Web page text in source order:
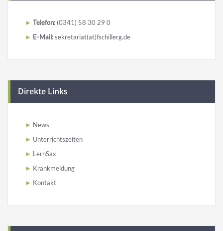
Telefon: (0341) 58 30 29 0
E-Mail:sekretariat(at)fschillerg.de
Direkte Links
News
Unterrichtszeiten
LernSax
Krankmeldung
Kontakt